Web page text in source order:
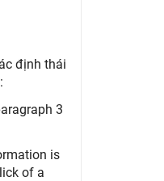
định thái
3
is
of a